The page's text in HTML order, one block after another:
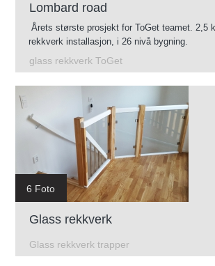
Lombard road
Årets største prosjekt for ToGet teamet. 2,5
rekkverk installasjon, i 26 nivå bygning.
glass rekkverk ToGet
6 Foto
Glass rekkverk
Glass rekkverk trapper